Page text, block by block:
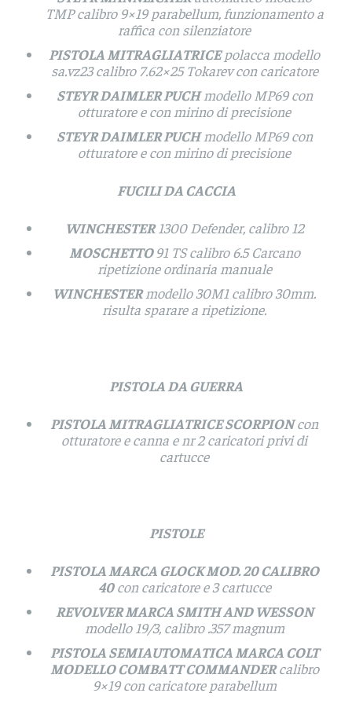
TMP calibro 9×19 parabellum, funzionamento a
raffica con silenziatore
PISTOLA MITRAGLIATRICEpolacca modello
sa.vz23 calibro 7.62×25 Tokarev con caricatore
STEYR DAIMLER PUCHmodello MP69 con
otturatore e con mirino di precisione
STEYR DAIMLER PUCHmodello MP69 con
otturatore e con mirino di precisione
FUCILI DA CACCIA
WINCHESTER1300 Defender, calibro 12
MOSCHETTO91 TS calibro 6.5 Carcano
ripetizione ordinaria manuale
WINCHESTERmodello 30M1 calibro 30mm.
risulta sparare a ripetizione.
PISTOLA DA GUERRA
PISTOLA MITRAGLIATRICE SCORPIONcon
otturatore e canna e nr 2 caricatori privi di
cartucce
PISTOLE
PISTOLA MARCA GLOCK MOD. 20 CALIBRO
40con caricatore e 3 cartucce
REVOLVER MARCA SMITH AND WESSON
modello 19/3, calibro .357 magnum
PISTOLA SEMIAUTOMATICA MARCA COLT
MODELLO COMBATT COMMANDERcalibro
9×19 con caricatore parabellum